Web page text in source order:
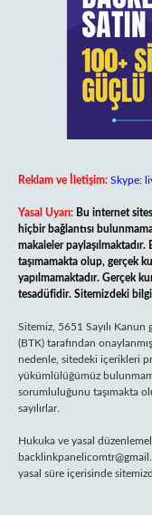
Reklam ve İletişim: Skype:
Yasal Uyarı: Bu internet
hiçbir bağlantısı
makaleler
taşımamakta olup, gerçek
yapılmamaktadır. Gerçek
tesadüfidir. Sitemizdeki
Sitemiz, 5651 Sayılı
(BTK) tarafından
nedenle, sitedeki içerikleri
yükümlülüğümüz
sorumluluğunu taşımakta
sayılırlar.
Hukuka ve yasal
yasal süre içerisinde